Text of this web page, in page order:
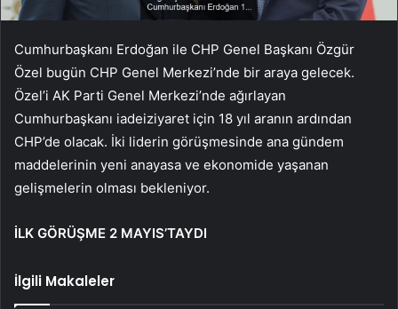
Cumhurbaşkanı Erdoğan ile CHP Genel Başkanı Özgür
Özel bugün CHP Genel Merkezi’nde bir araya gelecek.
Özel’i AK Parti Genel Merkezi’nde ağırlayan
Cumhurbaşkanı iadeiziyaret için 18 yıl aranın ardından
CHP’de olacak. İki liderin görüşmesinde ana gündem
maddelerinin yeni anayasa ve ekonomide yaşanan
gelişmelerin olması bekleniyor.
İLK GÖRÜŞME 2 MAYIS’TAYDI
İlgili Makaleler